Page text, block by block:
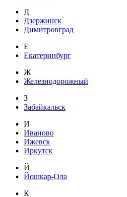
Д
Дзержинск
Димитровград
Е
Екатеринбург
Ж
Железнодорожный
З
Забайкальск
И
Иваново
Ижевск
Иркутск
Й
Йошкар-Ола
К